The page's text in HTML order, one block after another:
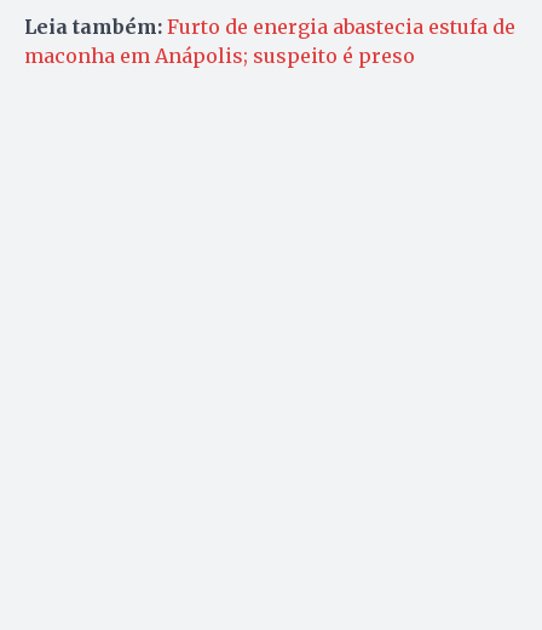
Leia também: Furto de energia abastecia estufa de
maconha em Anápolis; suspeito é preso